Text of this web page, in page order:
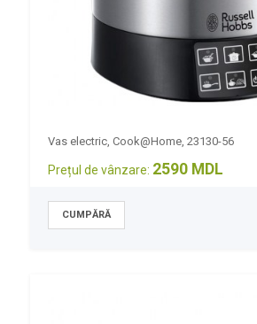
Vas electric, Cook@Home, 23130-56
Prețul de vânzare: 2590 MDL